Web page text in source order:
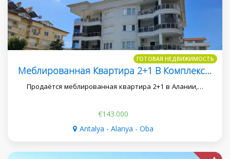
ГОТОВАЯ НЕДВИЖИМОСТЬ
Меблированная Квартира 2+1 В Комплексе Melanihus | Подходит Для Внж
Продаётся меблированная квартира 2+1 в Алании,…
€143.000
Antalya - Alanya - Oba